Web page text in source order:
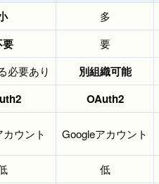
多
要
必要あり 別組織可能
OAuth2
ウント Googleアカウント
低